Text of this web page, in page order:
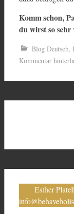
Komm schon,
du wirst so sehr
Blog Deutsch,
Kommentar
Esther